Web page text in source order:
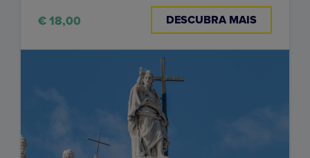
€ 18,00 DESCUBRA MAIS